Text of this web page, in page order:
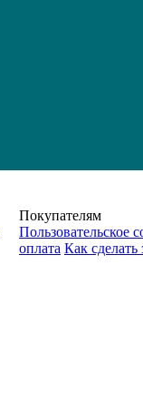
Покупателям
Пользовательское
оплата Как сделать